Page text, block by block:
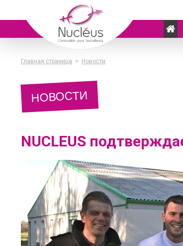
Главная страница > Новости
НОВОСТИ
NUCLEUS